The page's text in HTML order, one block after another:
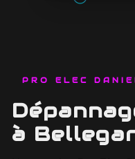
PRO ELEC
dépannage sèche linge
à